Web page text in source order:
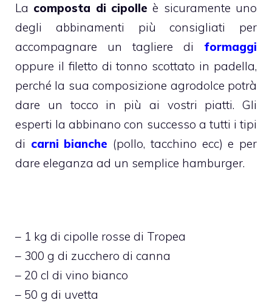
La composta di cipolle è sicuramente uno
degli abbinamenti più consigliati per
accompagnare un tagliere di formaggi
oppure il filetto di tonno scottato in padella,
perché la sua composizione agrodolce potrà
dare un tocco in più ai vostri piatti. Gli
esperti la abbinano con successo a tutti i tipi
di carni bianche (pollo, tacchino ecc) e per
dare eleganza ad un semplice hamburger.
– 1 kg di cipolle rosse di Tropea
– 300 g di zucchero di canna
– 20 cl di vino bianco
– 50 g di uvetta